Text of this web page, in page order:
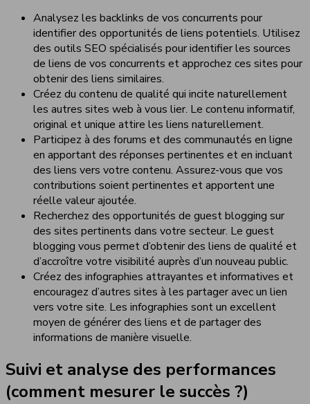
Analysez les backlinks de vos concurrents pour
identifier des opportunités de liens potentiels. Utilisez
des outils SEO spécialisés pour identifier les sources
de liens de vos concurrents et approchez ces sites pour
obtenir des liens similaires.
Créez du contenu de qualité qui incite naturellement
les autres sites web à vous lier. Le contenu informatif,
original et unique attire les liens naturellement.
Participez à des forums et des communautés en ligne
en apportant des réponses pertinentes et en incluant
des liens vers votre contenu. Assurez-vous que vos
contributions soient pertinentes et apportent une
réelle valeur ajoutée.
Recherchez des opportunités de guest blogging sur
des sites pertinents dans votre secteur. Le guest
blogging vous permet d’obtenir des liens de qualité et
d’accroître votre visibilité auprès d’un nouveau public.
Créez des infographies attrayantes et informatives et
encouragez d’autres sites à les partager avec un lien
vers votre site. Les infographies sont un excellent
moyen de générer des liens et de partager des
informations de manière visuelle.
Suivi et analyse des performances
(comment mesurer le succès ?)